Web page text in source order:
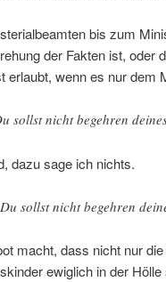
bis zum
der Fakten ist, oder
erlaubt, wenn es nur dem
sollst nicht begehren
dazu sage ich nichts.
Du sollst nicht begehren
macht, dass nicht nur
ewiglich in der